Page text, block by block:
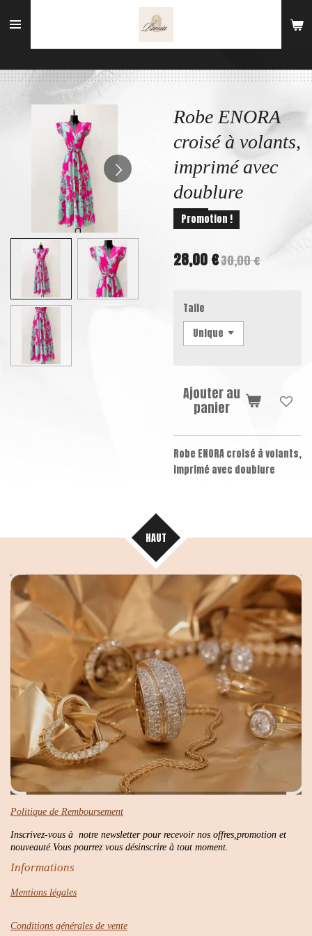
au
Robe ENORA
croisé à volants,
imprimé avec
doublure
Promotion !
28,00 €30,00 €
Taile
Ajouter au
panier
Robe ENORA croisé à volants,
imprimé avec doublure
HAUT
Politique de Remboursement
Inscrivez-vous à notre newsletter pour recevoir nos offres,promotion et
nouveauté.Vous pourrez vous désinscrire à tout moment.
Informations
Mentions légales
Conditions générales de vente